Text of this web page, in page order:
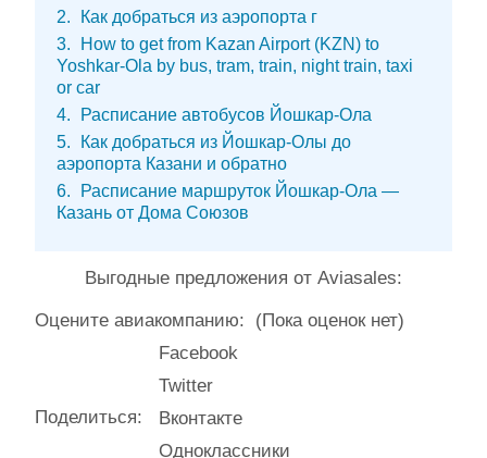
2
Как добраться из аэропорта г
3
How to get from Kazan Airport (KZN) to
Yoshkar-Ola by bus, tram, train, night train, taxi
or car
4
Расписание автобусов Йошкар-Ола
5
Как добраться из Йошкар-Олы до
аэропорта Казани и обратно
6
Расписание маршруток Йошкар-Ола —
Казань от Дома Союзов
Выгодные предложения от Aviasales:
Оцените авиакомпанию: (Пока оценок нет)
Поделиться:
Facebook
Twitter
Вконтакте
Одноклассники